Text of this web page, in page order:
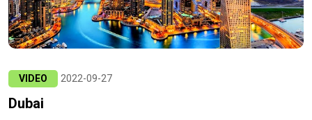
VIDEO 2022-09-27
Dubai